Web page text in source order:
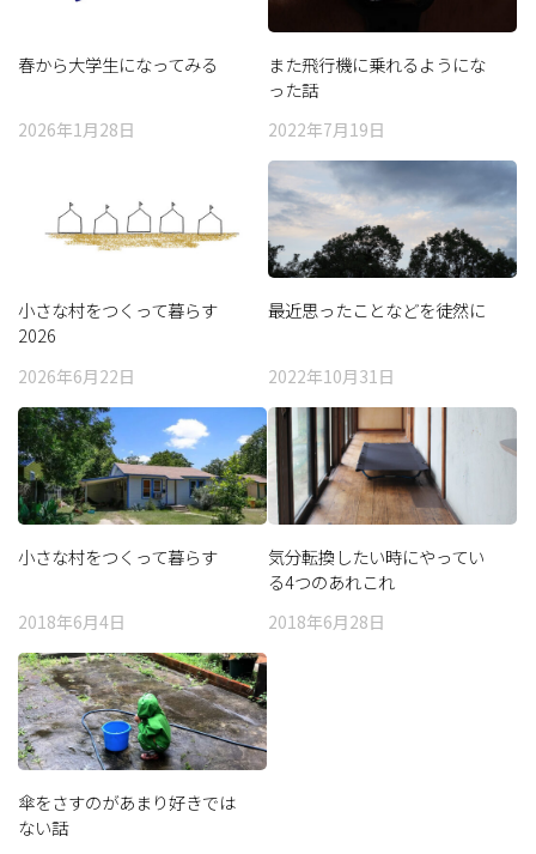
春から大学生になってみる
2026年1月28日
また飛行機に乗れるようにな
った話
2022年7月19日
小さな村をつくって暮らす
2026
2026年6月22日
最近思ったことなどを徒然に
2022年10月31日
小さな村をつくって暮らす
2018年6月4日
気分転換したい時にやってい
る4つのあれこれ
2018年6月28日
傘をさすのがあまり好きでは
ない話